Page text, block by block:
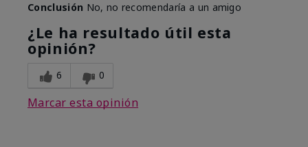
Conclusión No, no recomendaría a un amigo
¿Le ha resultado útil esta
opinión?
6 0
Marcar esta opinión